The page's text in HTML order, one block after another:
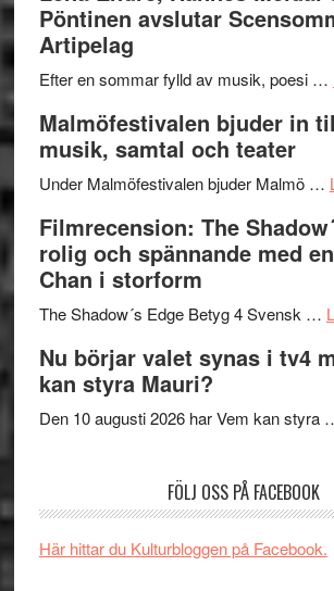
Pöntinen avslutar
Artipelag
Efter en sommar fylld av musik, poesi …
Malmöfestivalen bjuder in
musik, samtal och teater
Under Malmöfestivalen bjuder Malmö …
Filmrecension: The
rolig och spännande med
Chan i storform
The Shadow´s Edge Betyg 4 Svensk …
Nu börjar valet synas i tv4
kan styra Mauri?
Den 10 augusti 2026 har Vem kan styra
FÖLJ OSS PÅ FACEBOOK
Här hittar du Kulturbloggen på Facebook.